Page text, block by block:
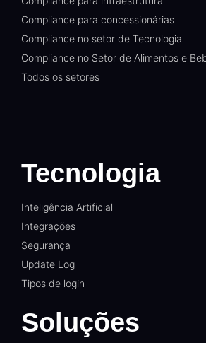
Compliance para concessionárias
Compliance no setor de Tecnologia
Compliance no Setor de Alimentos e
Todos os setores
Tecnologia
Inteligência Artificial
Integrações
Segurança
Update Log
Tipos de login
Soluções